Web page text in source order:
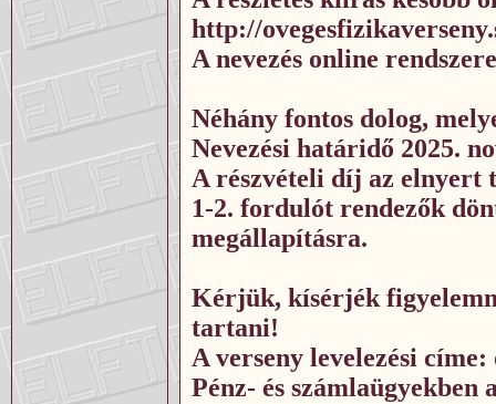
http://
A nevezés online
Néhány fontos dolog,
Nevezési határidő 2025.
A részvételi díj az elnyert
1-2. fordulót rendezők
megállapításra.
Kérjük, kísérjék
tartani!
A verseny levelezési
Pénz- és